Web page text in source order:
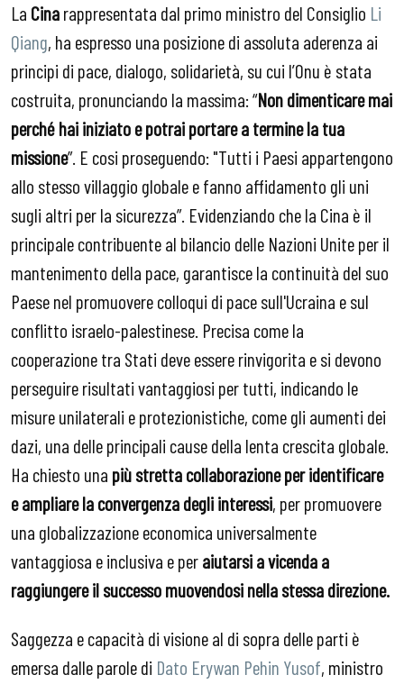
La Cinarappresentata dal primo ministro del Consiglio Li
Qiang, ha espresso una posizione di assoluta aderenza ai
principi di pace, dialogo, solidarietà, su cui l’Onu è stata
costruita, pronunciando la massima: “Non dimenticare mai
perchéhai iniziato e potrai portare a termine la tua
missione”. E cosi proseguendo: "Tutti i Paesi appartengono
allo stesso villaggio globale e fanno affidamento gli uni
sugli altri per la sicurezza”. Evidenziando che la Cina è il
principale contribuente al bilancio delle Nazioni Unite per il
mantenimento della pace, garantisce la continuità del suo
Paese nel promuovere colloqui di pace sull'Ucraina e sul
conflitto israelo-palestinese. Precisa come la
cooperazione tra Stati deve essere rinvigorita e si devono
perseguire risultati vantaggiosi per tutti, indicando le
misure unilaterali e protezionistiche, come gli aumenti dei
dazi, una delle principali cause della lenta crescita globale.
Ha chiesto una più stretta collaborazione per identificare
e ampliare la convergenza degli interessi, per promuovere
una globalizzazione economica universalmente
vantaggiosa e inclusiva e peraiutarsi a vicenda a
raggiungere il successo muovendosi nella stessa direzione.
Saggezza e capacità di visione al di sopra delle parti è
emersa dalle parole di Dato Erywan Pehin Yusof, ministro